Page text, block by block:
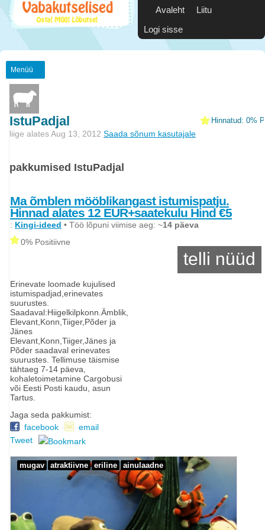
Avaleht
Liitu
Logi sisse
Menüü
IstuPadjal Hinnatud: 0%
liige alates Aug 13, 2012 Saada sõnum kasutajale
pakkumised IstuPadjal
Ma õmblen mööblikangast istumispatju.
Hinnad alates 12 EUR+saatekulu Hind €5
: Kingi-ideed • Töö lõpuni viimise aeg: ~14 päeva
0% Positiivne
telli nüüd
Erinevate loomade kujulised
istumispadjad,erinevates
suurustes.
Saadaval:Hiigelkilpkonn.Ämblik,
Elevant,Konn,Tiiger,Põder ja
Jänes
Elevant,Konn,Tiiger,Jänes ja
Põder saadaval erinevates
suurustes. Tellimuse täismise
tähtaeg 7-14 päeva,
kohaletoimetamine Cargobusi
või Eesti Posti kaudu, asun
Tartus.
Jaga seda pakkumist:
facebook
email
Tweet
mugav atraktiivne eriline ainulaadne